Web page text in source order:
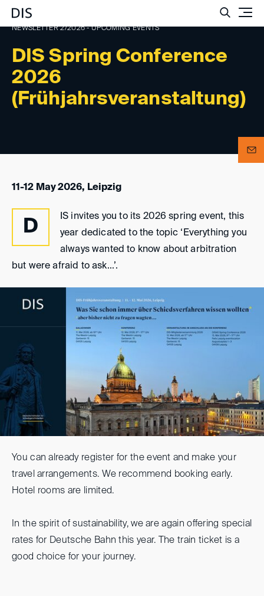
DIS Spring Conference
2026
(Frühjahrsveranstaltung)
NEWSLETTER 2/2026 - UPCOMING EVENTS
11-12 May 2026, Leipzig
D
IS invites you to its 2026 spring event, this
year dedicated to the topic ‘Everything you
always wanted to know about arbitration
but were afraid to ask...’.
You can already register for the event and make your
travel arrangements. We recommend booking early.
Hotel rooms are limited.
In the spirit of sustainability, we are again offering special
rates for Deutsche Bahn this year. The train ticket is a
good choice for your journey.